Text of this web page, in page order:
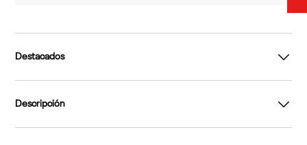
Destacados
Descripción